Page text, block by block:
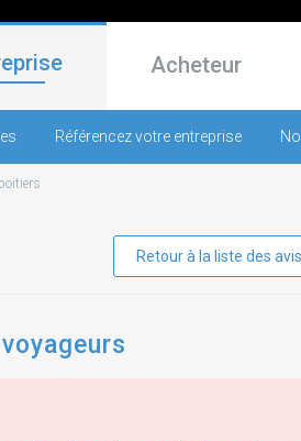
Acheteur
Référencez votre entreprise
poitiers
Retour à la liste des avis